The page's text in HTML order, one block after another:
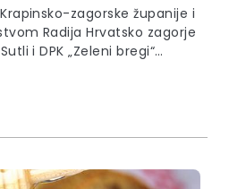
zagorske županije i
Radija Hrvatsko zagorje
i DPK „Zeleni bregi“
ZAGORJU“, uz obred